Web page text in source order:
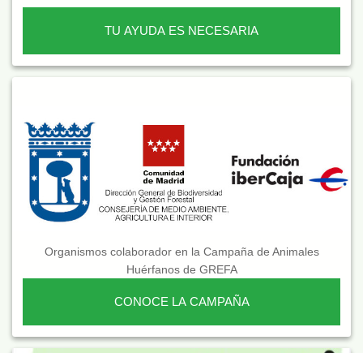
TU AYUDA ES NECESARIA
Organismos colaborador en la Campaña de Animales
Huérfanos de GREFA
CONOCE LA CAMPAÑA